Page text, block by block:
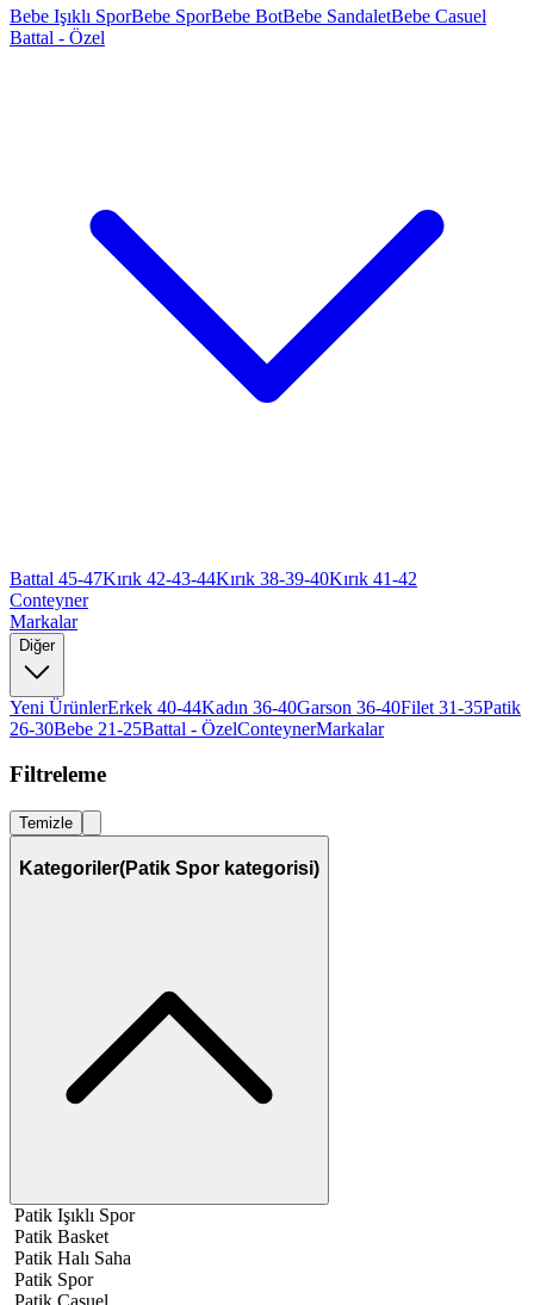
Bebe Işıklı SporBebe SporBebe BotBebe SandaletBebe Casuel
Battal - Özel
Battal 45-47Kırık 42-43-44Kırık 38-39-40Kırık 41-42
Conteyner
Markalar
Diğer
Yeni ÜrünlerErkek 40-44Kadın 36-40Garson 36-40Filet 31-35Patik
26-30Bebe 21-25Battal - ÖzelConteynerMarkalar
Filtreleme
Temizle
Kategoriler(Patik Spor kategorisi)
Patik Işıklı Spor
Patik Basket
Patik Halı Saha
Patik Spor